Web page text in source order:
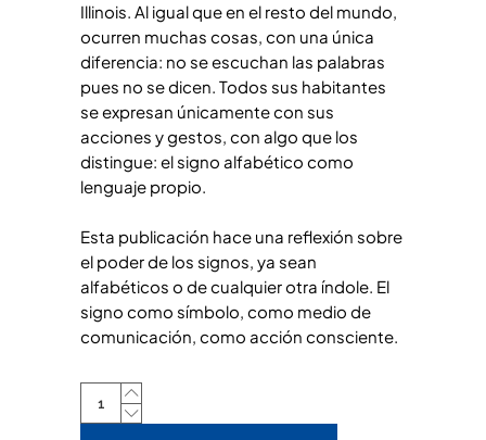
Illinois. Al igual que en el resto del mundo,
ocurren muchas cosas, con una única
diferencia: no se escuchan las palabras
pues no se dicen. Todos sus habitantes
se expresan únicamente con sus
acciones y gestos, con algo que los
distingue: el signo alfabético como
lenguaje propio.
Esta publicación hace una reflexión sobre
el poder de los signos, ya sean
alfabéticos o de cualquier otra índole. El
signo como símbolo, como medio de
comunicación, como acción consciente.
Quantity